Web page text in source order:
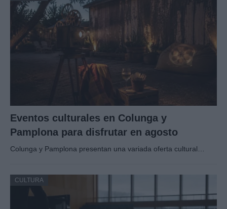
Eventos culturales en Colunga y
Pamplona para disfrutar en agosto
Colunga y Pamplona presentan una variada oferta cultural…
CULTURA